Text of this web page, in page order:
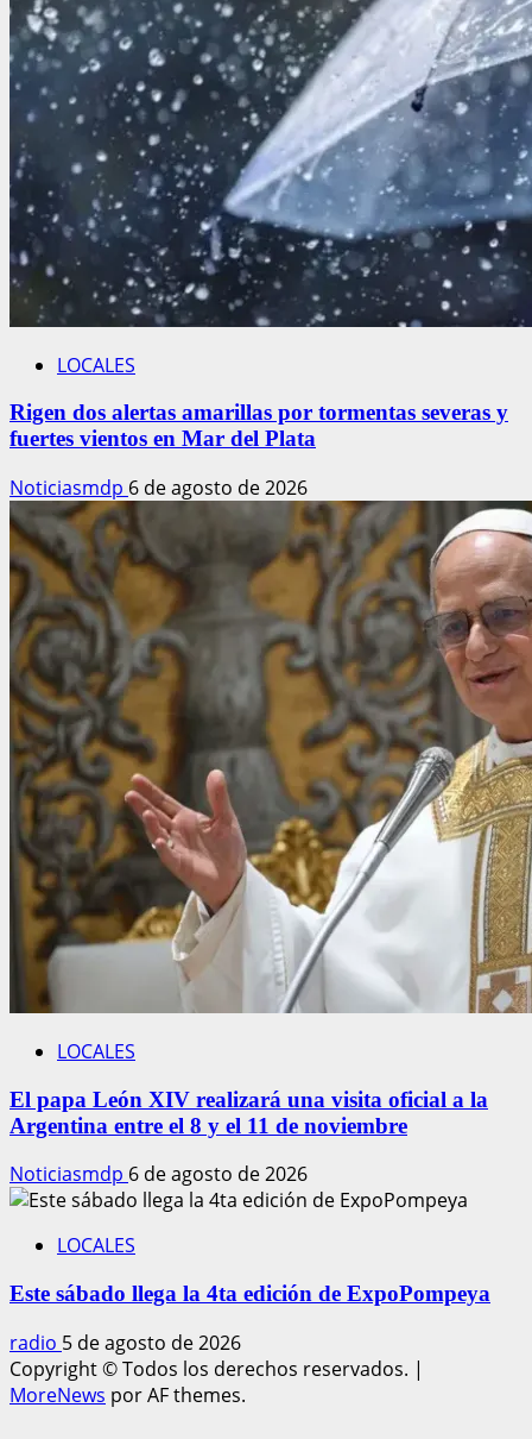
LOCALES
Rigen dos alertas amarillas por tormentas severas y
fuertes vientos en Mar del Plata
Noticiasmdp 6 de agosto de 2026
LOCALES
El papa León XIV realizará una visita oficial a la
Argentina entre el 8 y el 11 de noviembre
Noticiasmdp 6 de agosto de 2026
LOCALES
Este sábado llega la 4ta edición de ExpoPompeya
radio 5 de agosto de 2026
Copyright © Todos los derechos reservados. |
MoreNews por AF themes.